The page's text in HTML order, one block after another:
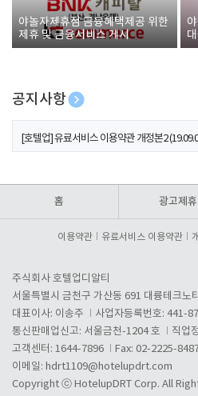
야놀자제휴점 금융혜택제공 위한
제휴 및 금융서비스 게시
공지사항
[호텔업] 개인정보 처리방침 개정본1 (19.09.02)
[호텔업] 유료서비스 이용약관 개정본2
홈 광고제휴
이용약관 유료서비스 이용약관
주식회사 호텔업디알티
서울특별시 금천구 가산동 691 대륭테크노
대표이사: 이송주
사업자등록번호: 441-
통신판매업신고: 서울금천-1204 호
직업
고객센터: 1644-7896
Fax: 02-2225-
이메일: hdrt1109@hotelupdrt.com
Copyright ⓒ HotelupDRT Corp. All